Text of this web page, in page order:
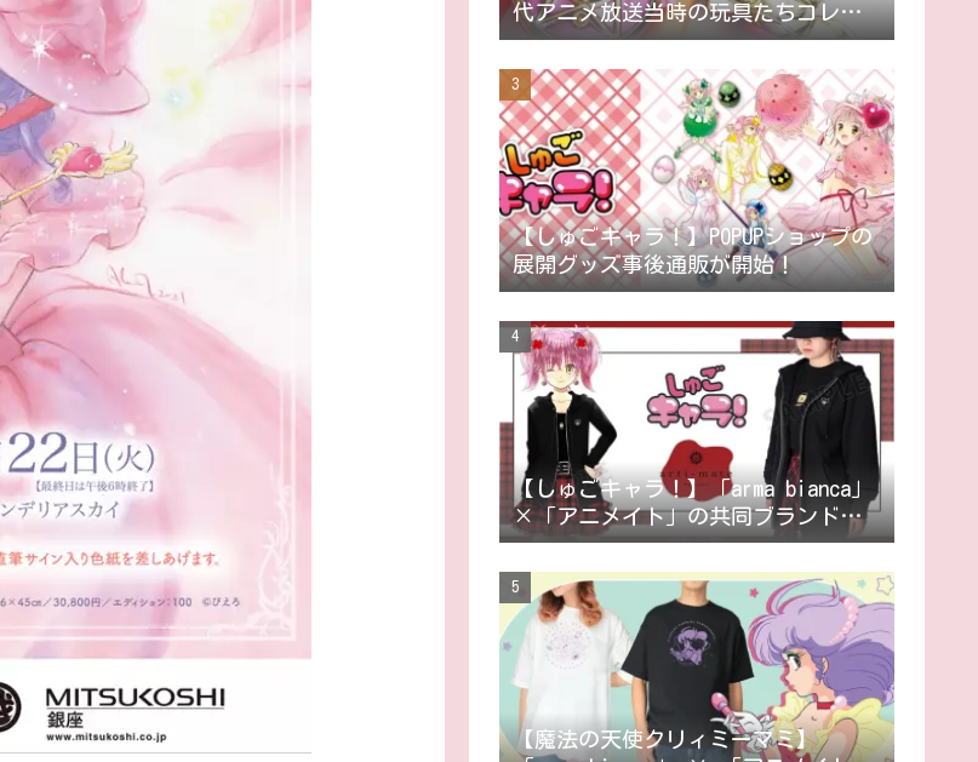
代アニメ放送当時の玩具たちコレク
ション ～随時更新～
【しゅごキャラ！】POPUPショップの
展開グッズ事後通販が開始！
【しゅごキャラ！】「arma bianca」
×「アニメイト」の共同ブランド
「arti-mate」によるオリジナルアパ
レル、雑貨の販売が決定！
【魔法の天使クリィミーマミ】